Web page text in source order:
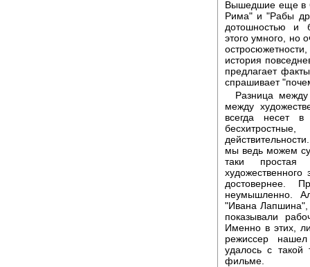
Вышедшие еще в
Рима" и "Рабы
дотошностью и
этого умного, но
история
предлагает
спрашивает
Разница
между
всегда несет
мы ведь можем
таки простая
достовернее.
неумышленно.
"Ивана
показывали
Именно в этих,
режиссер
удалось с такой
фильме.